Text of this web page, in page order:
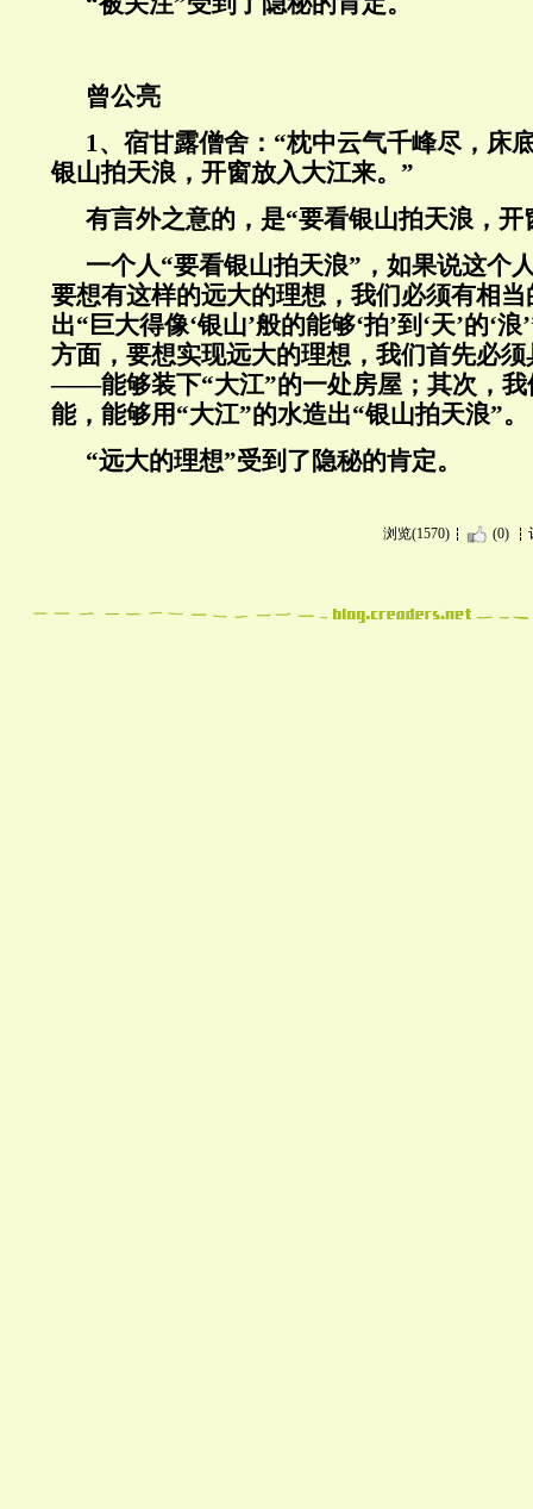
曾公亮
1、宿甘露僧舍：“枕中云气千峰尽，床
银山拍天浪，开窗放入大江来。”
有言外之意的，是“要看银山拍天浪，开
一个人“要看银山拍天浪”，如果说这个
要想有这样的远大的理想，我们必须有相
出“巨大得像‘银山’般的能够‘拍’到‘天’的‘
方面，要想实现远大的理想，我们首先必
——能够装下“大江”的一处房屋；其次，我
能，能够用“大江”的水造出“银山拍天浪”。
“远大的理想”受到了隐秘的肯定。
浏览(1570) (0)